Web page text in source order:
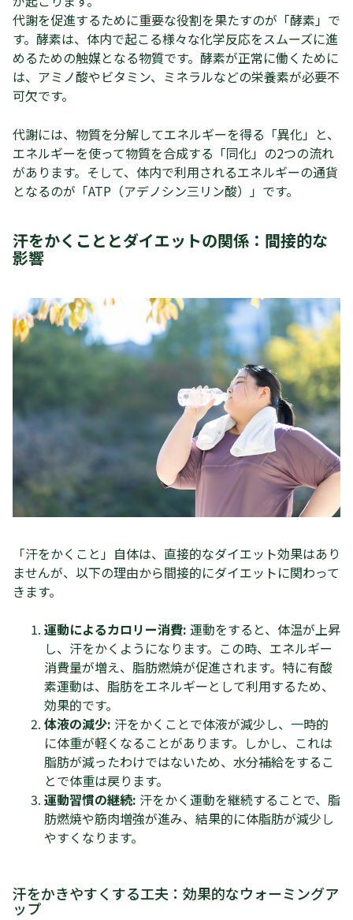
代謝を促進するために重要な役割を果たすのが「酵素」で
す。酵素は、体内で起こる様々な化学反応をスムーズに進
めるための触媒となる物質です。酵素が正常に働くために
は、アミノ酸やビタミン、ミネラルなどの栄養素が必要不
可欠です。
代謝には、物質を分解してエネルギーを得る「異化」と、
エネルギーを使って物質を合成する「同化」の2つの流れ
があります。そして、体内で利用されるエネルギーの通貨
となるのが「ATP（アデノシン三リン酸）」です。
汗をかくこととダイエットの関係：間接的な
影響
「汗をかくこと」自体は、直接的なダイエット効果はあり
ませんが、以下の理由から間接的にダイエットに関わって
きます。
運動によるカロリー消費: 運動をすると、体温が上昇
し、汗をかくようになります。この時、エネルギー
消費量が増え、脂肪燃焼が促進されます。特に有酸
素運動は、脂肪をエネルギーとして利用するため、
効果的です。
体液の減少: 汗をかくことで体液が減少し、一時的
に体重が軽くなることがあります。しかし、これは
脂肪が減ったわけではないため、水分補給をするこ
とで体重は戻ります。
運動習慣の継続: 汗をかく運動を継続することで、脂
肪燃焼や筋肉増強が進み、結果的に体脂肪が減少し
やすくなります。
汗をかきやすくする工夫：効果的なウォーミングア
ップ